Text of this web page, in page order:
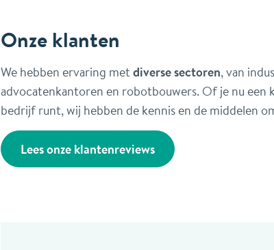
Onze klanten
We hebben ervaring metdiverse sectoren, van
advocatenkantoren en robotbouwers. Of je nu een
bedrijf runt, wij hebben de kennis en de middelen
Lees onze klantenreviews